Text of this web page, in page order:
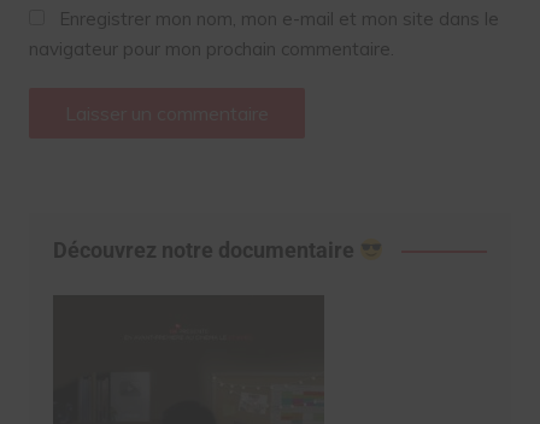
Enregistrer mon nom, mon e-mail et mon site dans le
navigateur pour mon prochain commentaire.
Découvrez notre documentaire